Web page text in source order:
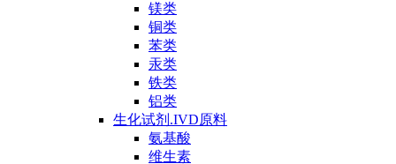
镁类
铜类
苯类
汞类
铁类
铝类
生化试剂.IVD原料
氨基酸
维生素